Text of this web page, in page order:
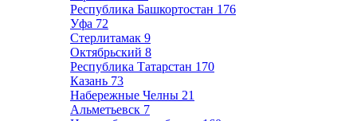
Республика Башкортостан 176
Уфа 72
Стерлитамак 9
Октябрьский 8
Республика Татарстан 170
Казань 73
Набережные Челны 21
Альметьевск 7